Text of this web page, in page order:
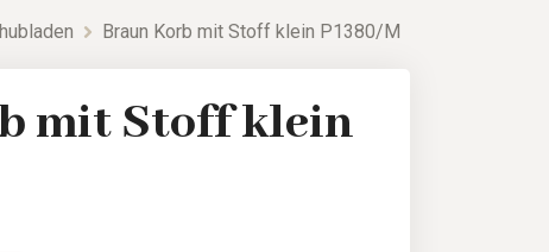
Braun Korb mit Stoff klein P1380/M
mit Stoff klein